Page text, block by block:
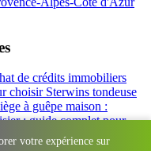
votre expérience sur
de crédits immobiliers
choisir Sterwins tondeuse
à guêpe maison :
: guide complet pour
de crédit : regrouper prêt